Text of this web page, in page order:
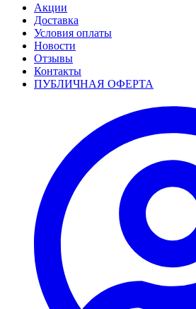
Акции
Доставка
Условия оплаты
Новости
Отзывы
Контакты
ПУБЛИЧНАЯ ОФЕРТА